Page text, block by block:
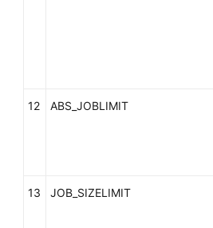
调
SQL
12 ABS_JOBLIMIT
13 JOB_SIZELIMIT